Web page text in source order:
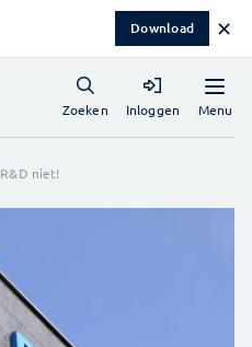
Download ✕
Menu
Zoeken Inloggen
niet!